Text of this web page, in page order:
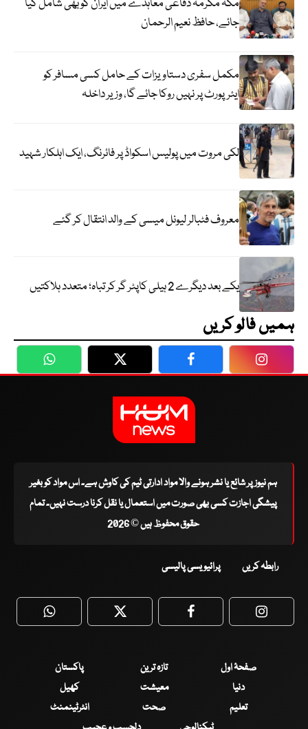
مکہ مکرمہ دفاعی معاہدے میں ایران کو بھی شامل کیا
جائے، حافظ نعیم الرحمان
مکمل سفری دستاویزات کے حامل کسی مسافر کو
ایئرپورٹ پر نہیں روکا جائے گا، وزیر داخلہ
لکی مروت میں پولیس اسکواڈ پر فائرنگ، ایک اہلکار شہید
معروف فٹبالر لیونل میسی کے والد انتقال کر گئے
یکے بعد دیگرے 2 ہیلی کاپٹر گر کر تباہ؛ متعدد ہلاکتیں
ہمیں فالو کریں
WhatsApp Twitter Facebook
ہم نیوز پر شائع یا نشر ہونے والا مواد ادارتی ٹیم کی کاوش ہے۔ اس مواد کو بغیر
پیشگی اجازت کسی بھی صورت میں استعمال یا نقل کرنا درست نہیں۔ تمام
حقوق محفوظ ہیں © 2026
رابطہ کریں پرائیویسی پالیسی
WhatsApp Twitter Facebook
صفحۂ اول تازہ ترین
پاکستان
دنیا
معیشت
کھیل
تعلیم
صحت
انٹرٹینمنٹ